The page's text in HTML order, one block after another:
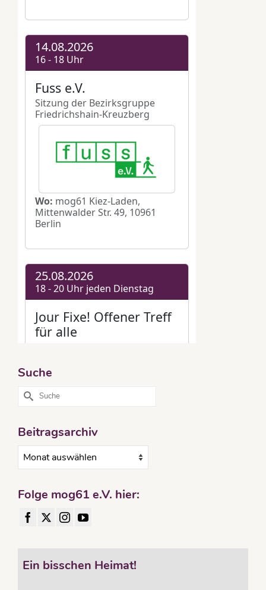
Suche
Suche
nach:
Beitragsarchiv
Beitragsarchiv
Folge mog61 e.V. hier:
Ein bisschen Heimat!